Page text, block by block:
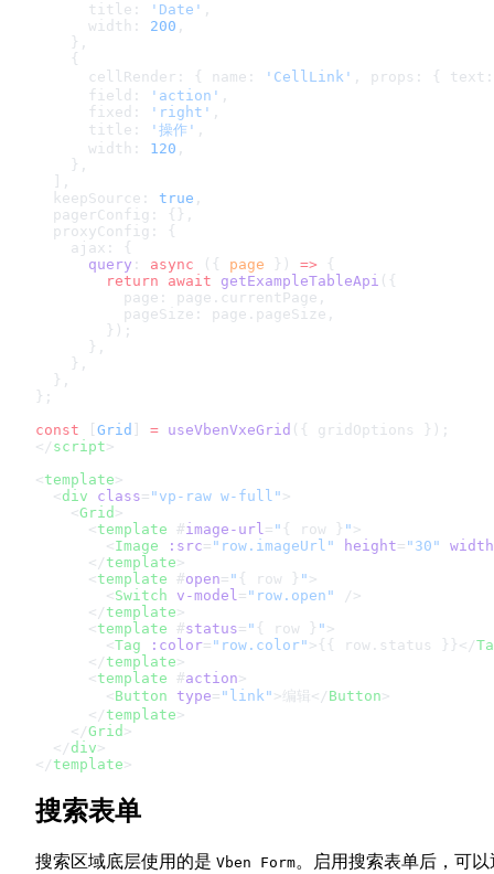
      title:
'Date' ,
      width:
200 ,
    },
    {
      cellRender: { name:
'CellLink' , props: {
      field:
'action' ,
      fixed:
'right' ,
      title:
'操作' ,
      width:
120 ,
    },
  ],
  keepSource:
true ,
  pagerConfig: {},
  proxyConfig: {
    ajax: {
      query
: async ({ page }) => {
        return
await getExampleTableApi ({
          page: page.currentPage,
          pageSize: page.pageSize,
        });
      },
    },
  },
};
const [ Grid ] = useVbenVxeGrid ({ gridOptions });
</ script >
< template >
  <
div class= "vp-raw w-full" >
    <
Grid >
      <
template #image-url = " { row } " >
        <
Image :src= "row.imageUrl" height= "30"
width
      </
template >
      <
template #open= " { row } " >
        <
Switch v-model = "row.open"
/>
      </
template >
      <
template #status= " { row } " >
        <
Tag :color= "row.color" >{{ row.status }}</
      </
template >
      <
template #action >
        <
Button type= "link" >编辑</ Button >
      </
template >
    </
Grid >
  </
div >
</ template >
搜索表单
搜索区域底层使用的是 Vben Form。启用搜索表单后，可以